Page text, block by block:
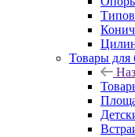
Товары для